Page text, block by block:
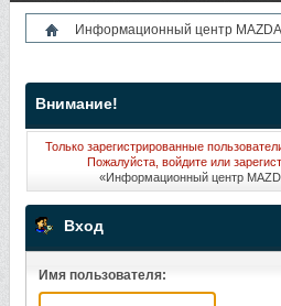
Информационный центр
Внимание!
Только зарегистрированные
Пожалуйста, войдите или
«Информационный центр
Вход
Имя пользователя: